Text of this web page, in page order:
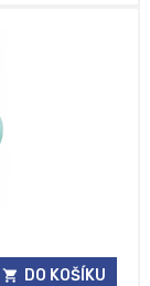
DO KOŠÍKU